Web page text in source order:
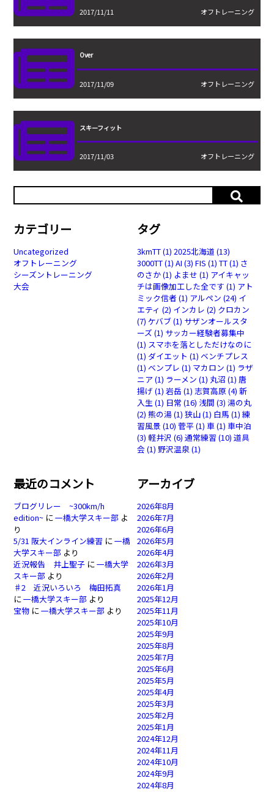
2017/11/11 オフトレーニング
Over
2017/11/09 オフトレーニング
スキーフィット
2017/11/03 オフトレーニング
カテゴリー
Uncategorized
オフトレーニング
シーズントレーニング
大会
タグ
3kmTT(1) 2025北海道 (13)
3000TT(1) AI (3) FIS (1) TT(1) さ
のさか(1) よませ (1) アイキャッ
チは画像加工した全です (1) アト
ミック信者 (1) アルペン (24) イ
エティ (2) インカレ (2) クロカン
(7) ケバブ(1) サザンオールスタ
ーズ (1) サッカー経験者募集中
(1) スマホを落としただけなのに
(1) ダイエット (1) ベンチプレス
(1) ベンプレ (1) マカロン (1) ラザ
ニア (1) ラーメン (1) 丸沼 (1) 唐
揚げ (1) 岩岳 (1) 志賀高原(4) 新
入生(1) 日常 (16) 浅間 (3) 湯の丸
(2) 熊の湯(1) 狭山(1) 白馬 (1) 練
習風景(10) 菅平(1) 車(1) 車中泊
(3) 軽井沢 (6) 通常練習 (10) 道具
会 (1) 野沢温泉(1)
最近のコメント
ブログリレー ~300km/h
edition~ に一橋大学スキー部 よ
り
5/31 阪大インライン練習 に一橋
大学スキー部 より
近況報告 井上聖子 に一橋大学
スキー部 より
♯2 近況いろいろ 梅田拓真
に一橋大学スキー部 より
宝物 に一橋大学スキー部 より
アーカイブ
2026年8月
2026年7月
2026年6月
2026年5月
2026年4月
2026年3月
2026年2月
2026年1月
2025年12月
2025年11月
2025年10月
2025年9月
2025年8月
2025年7月
2025年6月
2025年5月
2025年4月
2025年3月
2025年2月
2025年1月
2024年12月
2024年11月
2024年10月
2024年9月
2024年8月